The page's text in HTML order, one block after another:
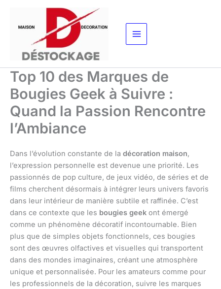
contenu
Top 10 des Marques de
Bougies Geek à Suivre :
Quand la Passion Rencontre
l’Ambiance
Dans l’évolution constante de la décoration maison,
l’expression personnelle est devenue une priorité. Les
passionnés de pop culture, de jeux vidéo, de séries et de
films cherchent désormais à intégrer leurs univers favoris
dans leur intérieur de manière subtile et raffinée. C’est
dans ce contexte que les bougies geek ont émergé
comme un phénomène décoratif incontournable. Bien
plus que de simples objets fonctionnels, ces bougies
sont des œuvres olfactives et visuelles qui transportent
dans des mondes imaginaires, créant une atmosphère
unique et personnalisée. Pour les amateurs comme pour
les professionnels de la décoration, suivre les marques